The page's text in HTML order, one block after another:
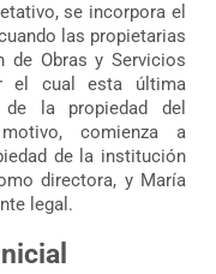
se incorpora el
las propietarias
de Obras y Servicios
el cual esta última
la propiedad del
comienza a
de la institución
directora, y María
legal.